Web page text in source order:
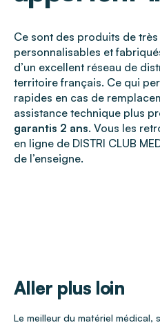
Ce sont des produits de
personnalisables et
d’un excellent réseau de
territoire français. Ce qui
rapides en cas de
assistance technique plus
garantis 2 ans. Vous les
en ligne de DISTRI CLUB
de l’enseigne.
Aller plus loin
Le meilleur du matériel médical,